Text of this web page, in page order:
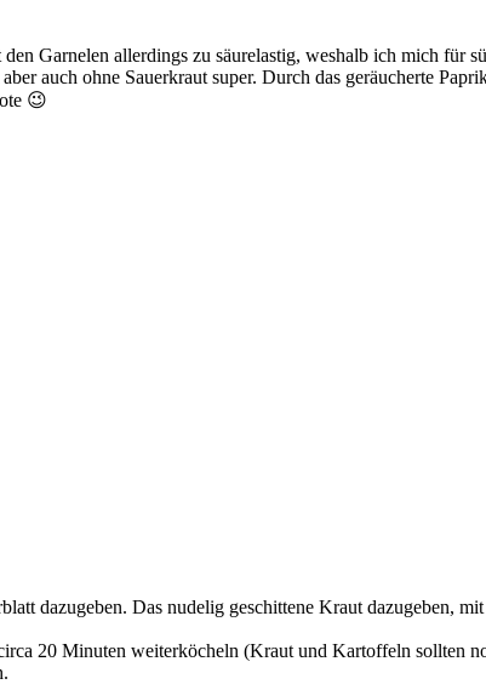
Garnelen allerdings zu säurelastig, weshalb ich mich für
auch ohne Sauerkraut super. Durch das geräucherte
😉
dazugeben. Das nudelig geschittene Kraut dazugeben,
20 Minuten weiterköcheln (Kraut und Kartoffeln sollten